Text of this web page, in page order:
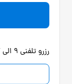
رزرو تلفنی 9 الی 17